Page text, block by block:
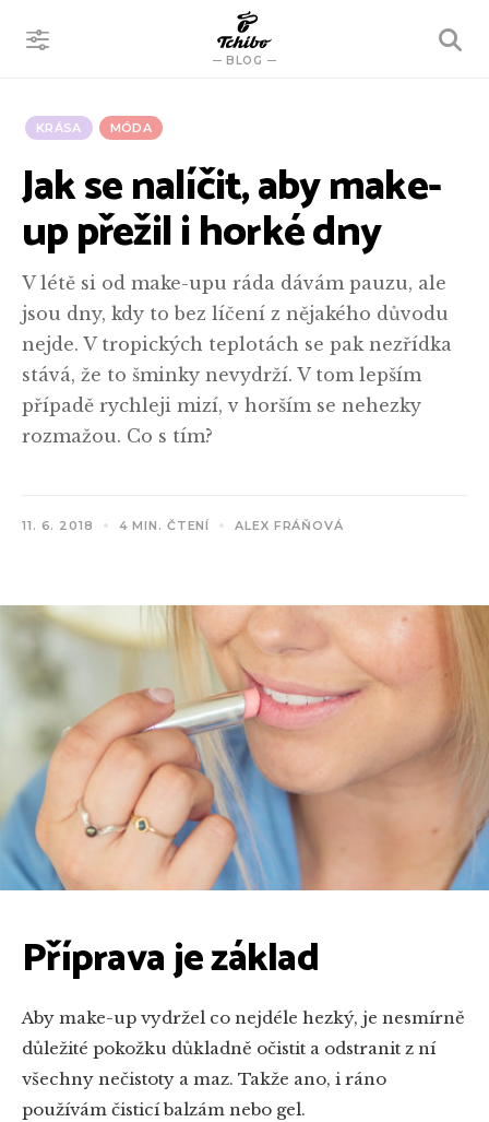
BLOG
VYHLEDÁVÁNÍ
KRÁSA MÓDA
Jak se nalíčit, aby make-
up přežil i horké dny
V létě si od make-upu ráda dávám pauzu, ale
jsou dny, kdy to bez líčení z nějakého důvodu
nejde. V tropických teplotách se pak nezřídka
stává, že to šminky nevydrží. V tom lepším
případě rychleji mizí, v horším se nehezky
rozmažou. Co s tím?
11. 6. 2018 4 MIN. ČTENÍ ALEX FRÁŇOVÁ
Příprava je základ
Aby make-up vydržel co nejdéle hezký, je nesmírně
důležité pokožku důkladně očistit a odstranit z ní
všechny nečistoty a maz. Takže ano, i ráno
používám čisticí balzám nebo gel.